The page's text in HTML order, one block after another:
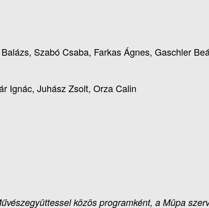
Szabó Csaba, Farkas Ágnes, Gaschler
Ignác, Juhász Zsolt, Orza Calin
közös programként, a Müpa